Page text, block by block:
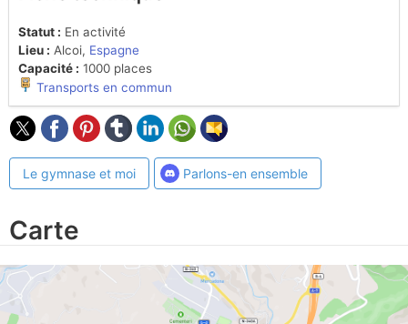
Statut : En activité
Lieu : Alcoi, Espagne
Capacité : 1000 places
Transports en commun
Le gymnase et moi Parlons-en ensemble
Carte